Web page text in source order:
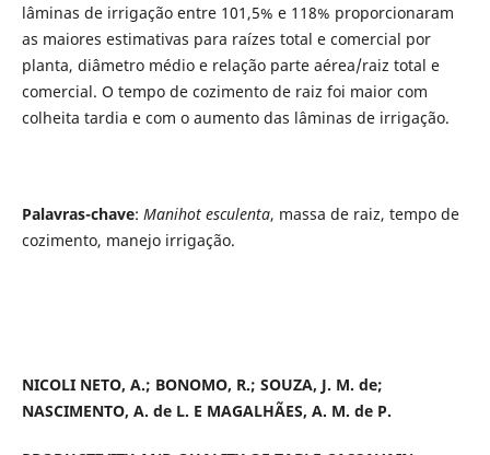
lâminas de irrigação entre 101,5% e 118% proporcionaram
as maiores estimativas para raízes total e comercial por
planta, diâmetro médio e relação parte aérea/raiz total e
comercial. O tempo de cozimento de raiz foi maior com
colheita tardia e com o aumento das lâminas de irrigação.
Palavras-chave: Manihot esculenta, massa de raiz, tempo de
cozimento, manejo irrigação.
NICOLI NETO, A.; BONOMO, R.; SOUZA, J. M. de;
NASCIMENTO, A. de L. E MAGALHÃES, A. M. de P.